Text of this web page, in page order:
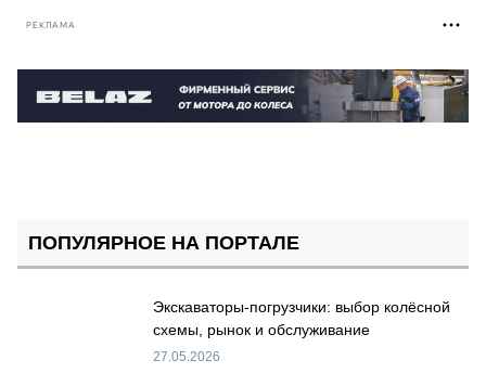
РЕКЛАМА
ПОПУЛЯРНОЕ НА ПОРТАЛЕ
Экскаваторы-погрузчики: выбор колёсной
схемы, рынок и обслуживание
27.05.2026